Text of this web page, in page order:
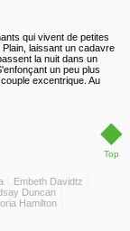
qui vivent de petites
laissant un cadavre
la nuit dans un
un peu plus
excentrique. Au
◆
Top
Embeth Davidtz
Duncan
Hamilton